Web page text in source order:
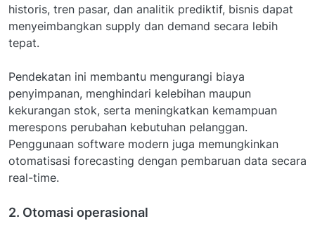
historis, tren pasar, dan analitik prediktif, bisnis dapat
menyeimbangkan supply dan demand secara lebih
tepat.
Pendekatan ini membantu mengurangi biaya
penyimpanan, menghindari kelebihan maupun
kekurangan stok, serta meningkatkan kemampuan
merespons perubahan kebutuhan pelanggan.
Penggunaan software modern juga memungkinkan
otomatisasi forecasting dengan pembaruan data secara
real-time.
2. Otomasi operasional